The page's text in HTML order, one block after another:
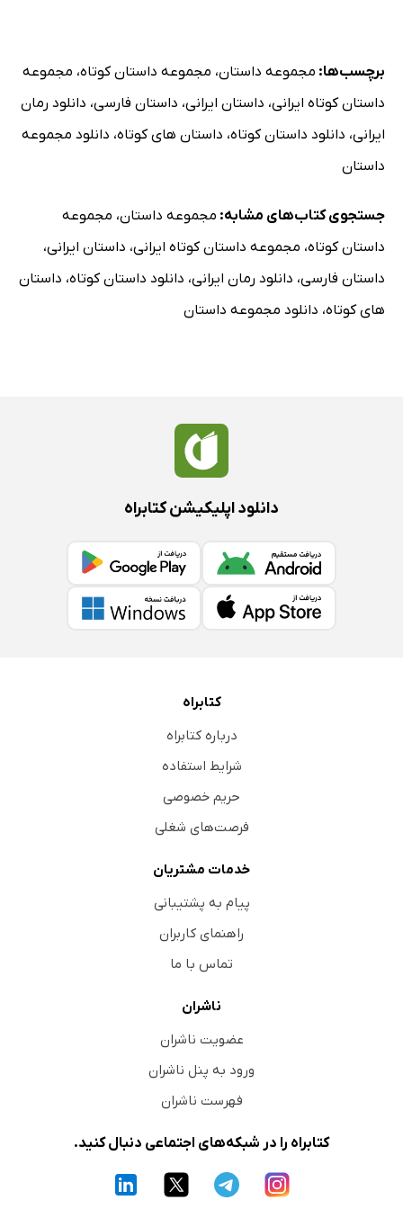
برچسب‌ها: مجموعه داستان، مجموعه داستان کوتاه، مجموعه
داستان کوتاه ایرانی، داستان ایرانی، داستان فارسی، دانلود رمان
ایرانی، دانلود داستان کوتاه، داستان های کوتاه، دانلود مجموعه
داستان
جستجوی کتاب‌های مشابه: مجموعه داستان، مجموعه
داستان کوتاه، مجموعه داستان کوتاه ایرانی، داستان ایرانی،
داستان فارسی، دانلود رمان ایرانی، دانلود داستان کوتاه، داستان
های کوتاه، دانلود مجموعه داستان
دانلود اپلیکیشن کتابراه
کتابراه
درباره کتابراه
شرایط استفاده
حریم خصوصی
فرصت‌های شغلی
خدمات مشتریان
پیام به پشتیبانی
راهنمای کاربران
تماس با ما
ناشران
عضویت ناشران
ورود به پنل ناشران
فهرست ناشران
کتابراه را در شبکه‌های اجتماعی دنبال کنید.